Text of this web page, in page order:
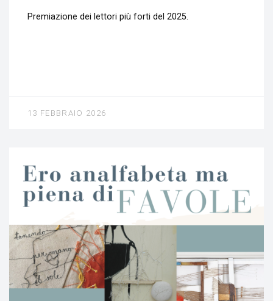
Premiazione dei lettori più forti del 2025.
13 FEBBRAIO 2026